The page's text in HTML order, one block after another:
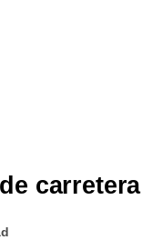
carretera